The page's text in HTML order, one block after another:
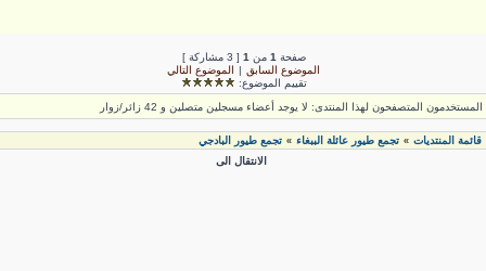
صفحة1 من [ 3 مشاركة ]
الموضوع السابق| الموضوع التالي
تقييم الموضوع:
المستخدمون المتصفحون لهذا المنتدى: لا يوجد أعضاء مسجلين متصلين و 42 زائر/زوار
قائمة المنتديات» تجمع طيور عائلة الببغاء» تجمع طيور البادجي
الانتقال الى